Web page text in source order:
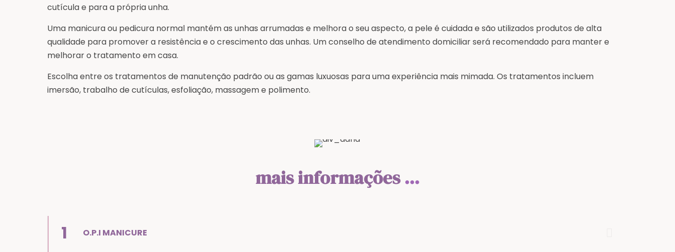
cutícula e para a própria unha.
Uma manicura ou pedicura normal mantém as unhas arrumadas e melhora o seu aspecto, a pele é cuidada e são utilizados produtos de alta
qualidade para promover a resistência e o crescimento das unhas. Um conselho de atendimento domiciliar será recomendado para manter e
melhorar o tratamento em casa.
Escolha entre os tratamentos de manutenção padrão ou as gamas luxuosas para uma experiência mais mimada. Os tratamentos incluem
imersão, trabalho de cutículas, esfoliação, massagem e polimento.
mais informações...
1 O.P.I MANICURE